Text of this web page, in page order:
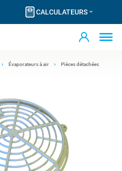
CALCULATEURS
Évaporateurs à air Pièces détachées